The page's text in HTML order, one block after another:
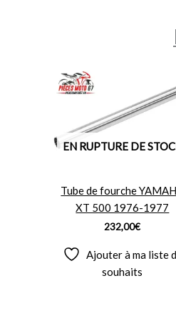
EN RUPTURE DE
Tube de fourche
XT 500 1976-1977
232,00€
Ajouter à ma liste
souhaits